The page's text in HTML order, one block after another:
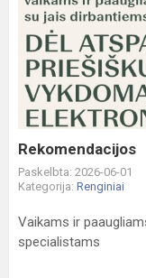
Rekomendacijos
Paskelbta: 2026-06-01
Kategorija: Renginiai
Vaikams ir
specialistams